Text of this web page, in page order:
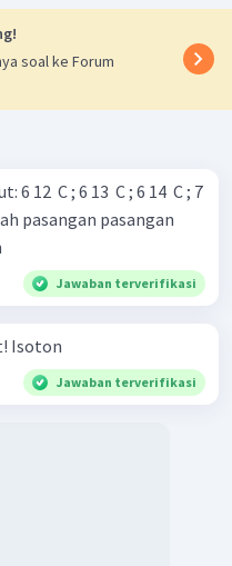
soal ke Forum
; 7
Jawaban terverifikasi
Jelaskan arti dari istilah berikut! Isoton
Jawaban terverifikasi